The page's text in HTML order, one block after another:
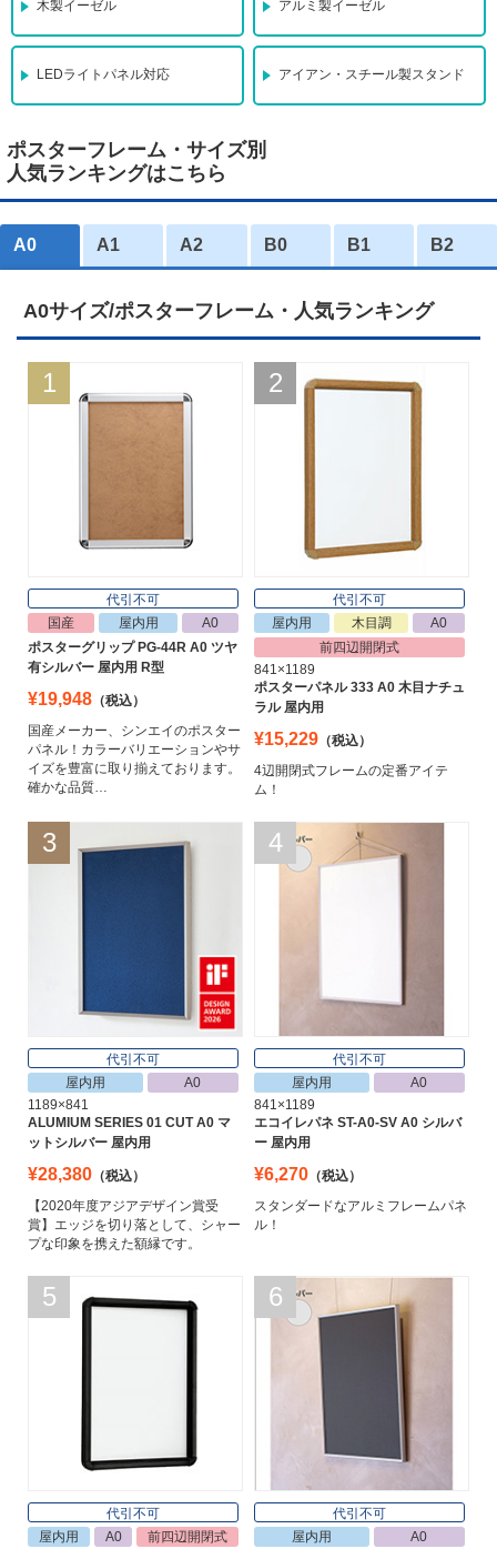
木製イーゼル アルミ製イーゼル
LEDライトパネル対応 アイアン・スチール製スタンド
ポスターフレーム・サイズ別
人気ランキングはこちら
A0
A0サイズ/ポスターフレーム・人気ランキング
1
代引不可
国産
屋内用
A0
ポスターグリップ PG-44R A0 ツヤ
有シルバー 屋内用 R型
¥19,948 （税込）
国産メーカー、シンエイのポスター
パネル！カラーバリエーションやサ
イズを豊富に取り揃えております。
確かな品質…
2
代引不可
屋内用
木目調
A0
前四辺開閉式
841×1189
ポスターパネル 333 A0 木目ナチュ
ラル 屋内用
¥15,229 （税込）
4辺開閉式フレームの定番アイテ
ム！
3
代引不可
屋内用
A0
1189×841
ALUMIUM SERIES 01 CUT A0 マ
ットシルバー 屋内用
¥28,380 （税込）
【2020年度アジアデザイン賞受
賞】エッジを切り落として、シャー
プな印象を携えた額縁です。
4
代引不可
屋内用
A0
841×1189
エコイレパネ ST-A0-SV A0 シルバ
ー 屋内用
¥6,270 （税込）
スタンダードなアルミフレームパネ
ル！
5
代引不可
屋内用
A0
前四辺開閉式
6
代引不可
屋内用
A0
A1 A2 B0 B1 B2